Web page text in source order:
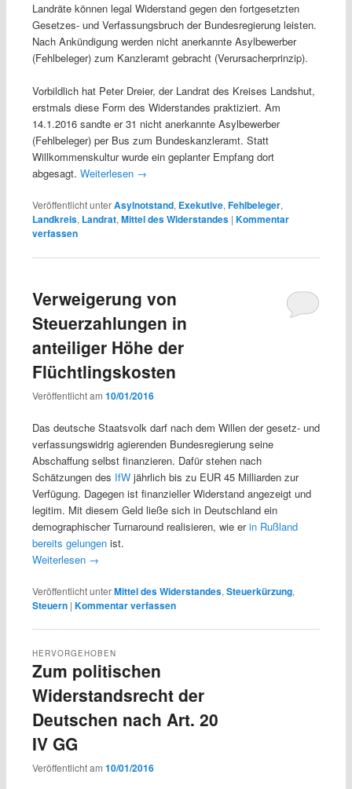
Landräte können legal Widerstand gegen den fortgesetzten
Gesetzes- und Verfassungsbruch der Bundesregierung leisten.
Nach Ankündigung werden nicht anerkannte Asylbewerber
(Fehlbeleger) zum Kanzleramt gebracht (Verursacherprinzip).
Vorbildlich hat Peter Dreier, der Landrat des Kreises Landshut,
erstmals diese Form des Widerstandes praktiziert. Am
14.1.2016 sandte er 31 nicht anerkannte Asylbewerber
(Fehlbeleger) per Bus zum Bundeskanzleramt. Statt
Willkommenskultur wurde ein geplanter Empfang dort
abgesagt. Weiterlesen →
Veröffentlicht unterAsylnotstand, Exekutive,Fehlbeleger,
Landkreis, Landrat,Mittel des Widerstandes | Kommentar
verfassen
Verweigerung von
Steuerzahlungen in
anteiliger Höhe der
Flüchtlingskosten
Veröffentlicht am 10/01/2016
Das deutsche Staatsvolk darf nach dem Willen der gesetz- und
verfassungswidrig agierenden Bundesregierung seine
Abschaffung selbst finanzieren. Dafür stehen nach
Schätzungen des IfWjährlich bis zu EUR 45 Milliarden zur
Verfügung. Dagegen ist finanzieller Widerstand angezeigt und
legitim. Mit diesem Geld ließe sich in Deutschland ein
demographischer Turnaround realisieren, wie erin Rußland
bereits gelungenist.
Weiterlesen →
Veröffentlicht unterMittel des Widerstandes, Steuerkürzung,
Steuern | Kommentar verfassen
Zum politischen
Widerstandsrecht der
Deutschen nach Art. 20
IV GG
HERVORGEHOBEN
Veröffentlicht am 10/01/2016